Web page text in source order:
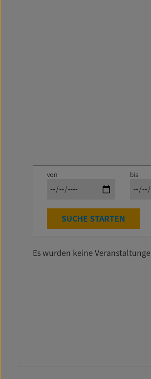
von bis
SUCHE STARTEN
Es wurden keine